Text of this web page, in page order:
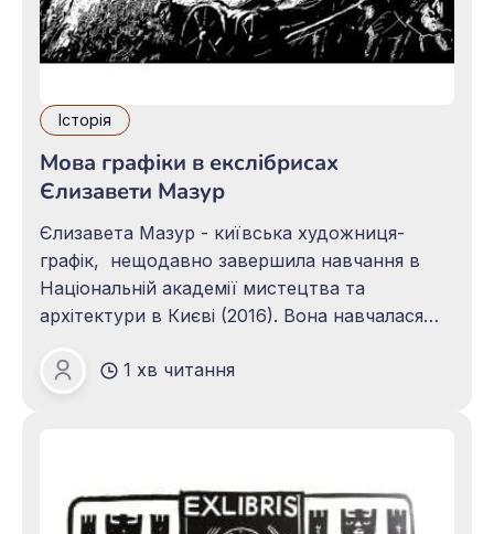
Історія
Мова графіки в екслібрисах
Єлизавети Мазур
Єлизавета Мазур - київська художниця-
графік, нещодавно завершила навчання в
Національній академії мистецтва та
архітектури в Києві (2016). Вона навчалася
улюбленою графічною технікою з роками
став лінорит. Дві дипломні та численні
Юлія Каменецька
1 хв читання